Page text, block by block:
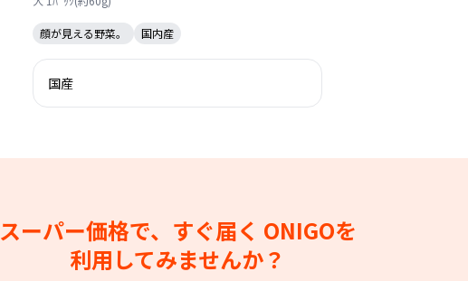
顔が見える野菜。 国内産
国産
スーパー価格で、すぐ届く ONIGOを
利用してみませんか？